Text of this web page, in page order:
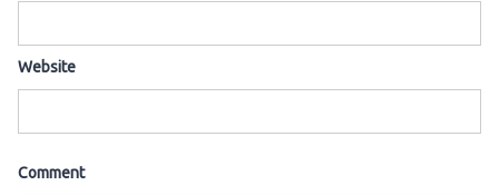
Website
Comment